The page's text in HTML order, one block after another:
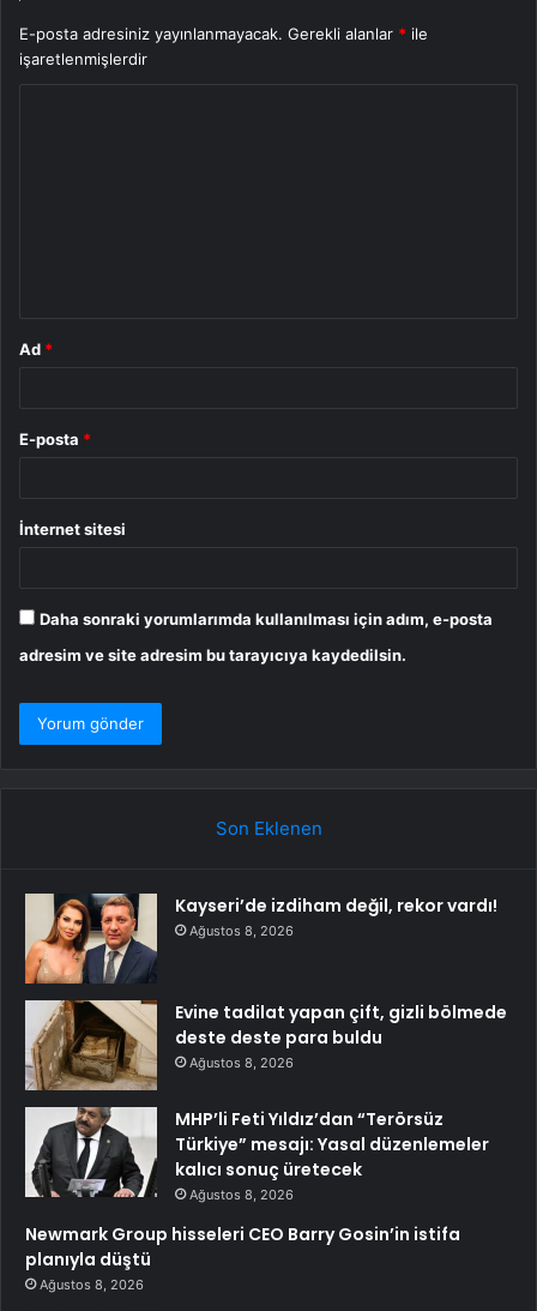
E-posta adresiniz yayınlanmayacak. Gerekli alanlar * ile
işaretlenmişlerdir
Ad *
E-posta *
İnternet sitesi
Daha sonraki yorumlarımda kullanılması için adım, e-posta
adresim ve site adresim bu tarayıcıya kaydedilsin.
Son Eklenen
Kayseri’de izdiham değil, rekor vardı!
Ağustos 8, 2026
Evine tadilat yapan çift, gizli bölmede
deste deste para buldu
Ağustos 8, 2026
MHP’li Feti Yıldız’dan “Terörsüz
Türkiye” mesajı: Yasal düzenlemeler
kalıcı sonuç üretecek
Ağustos 8, 2026
Newmark Group hisseleri CEO Barry Gosin’in istifa
planıyla düştü
Ağustos 8, 2026